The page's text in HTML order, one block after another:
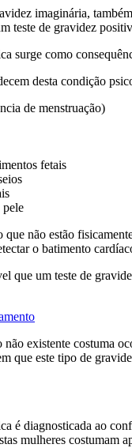
imaginária,
teste de gravidez
surge como
desta condição
de menstruação)
fetais
pele
que não estão
o batimento
que um teste de
não existente costuma
que este tipo de
é diagnosticada ao
mulheres costumam